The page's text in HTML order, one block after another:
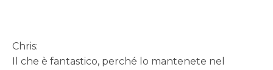
Chris:
Il che è fantastico, perché lo mantenete nel